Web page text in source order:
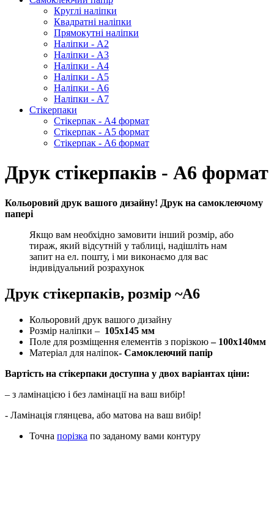
Круглі наліпки
Квадратні наліпки
Прямокутні наліпки
Наліпки - А2
Наліпки - А3
Наліпки - А4
Наліпки - А5
Наліпки - А6
Наліпки - А7
Стікерпаки
Стікерпак - А4 формат
Стікерпак - А5 формат
Стікерпак - А6 формат
Друк стікерпаків - А6 формат
Кольоровий друк вашого дизайну! Друк на самоклеючому
папері
Якщо вам необхідно замовити інший розмір, або
тираж, який відсутній у таблиці, надішліть нам
запит на ел. пошту, і ми виконаємо для вас
індивідуальний розрахунок
Друк стікерпаків, розмір ~А6
Кольоровий друк вашого дизайну
Розмір наліпки – 105х145 мм
Поле для розміщення елементів з порізкою– 100х140мм
Матеріал для наліпок- Самоклеючий папір
Вартість на стікерпаки доступна у двох варіантах ціни:
– з ламінацією і без ламінації на ваш вибір!
- Ламінація глянцева, або матова на ваш вибір!
Точна порізка по заданому вами контуру